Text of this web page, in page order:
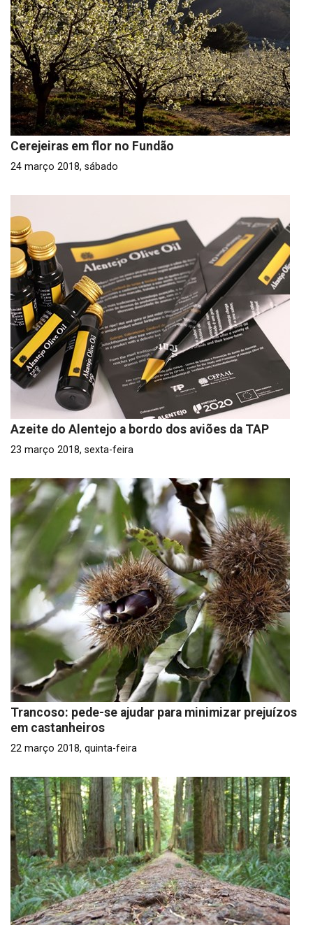
Cerejeiras em flor no Fundão
24 março 2018, sábado
Azeite do Alentejo a bordo dos aviões da TAP
23 março 2018, sexta-feira
Trancoso: pede-se ajudar para minimizar prejuízos
em castanheiros
22 março 2018, quinta-feira